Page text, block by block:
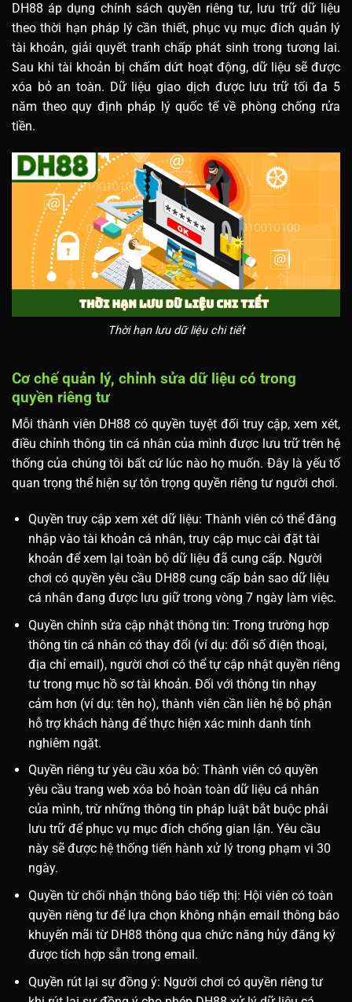
DH88 áp dụng chính sách quyền riêng tư, lưu trữ dữ liệu
theo thời hạn pháp lý cần thiết, phục vụ mục đích quản lý
tài khoản, giải quyết tranh chấp phát sinh trong tương lai.
Sau khi tài khoản bị chấm dứt hoạt động, dữ liệu sẽ được
xóa bỏ an toàn. Dữ liệu giao dịch được lưu trữ tối đa 5
năm theo quy định pháp lý quốc tế về phòng chống rửa
tiền.
Thời hạn lưu dữ liệu chi tiết
Cơ chế quản lý, chỉnh sửa dữ liệu có trong
quyền riêng tư
Mỗi thành viên DH88 có quyền tuyệt đối truy cập, xem xét,
điều chỉnh thông tin cá nhân của mình được lưu trữ trên hệ
thống của chúng tôi bất cứ lúc nào họ muốn. Đây là yếu tố
quan trọng thể hiện sự tôn trọng quyền riêng tư người chơi.
Quyền truy cập xem xét dữ liệu: Thành viên có thể đăng
nhập vào tài khoản cá nhân, truy cập mục cài đặt tài
khoản để xem lại toàn bộ dữ liệu đã cung cấp. Người
chơi có quyền yêu cầu DH88 cung cấp bản sao dữ liệu
cá nhân đang được lưu giữ trong vòng 7 ngày làm việc.
Quyền chỉnh sửa cập nhật thông tin: Trong trường hợp
thông tin cá nhân có thay đổi (ví dụ: đổi số điện thoại,
địa chỉ email), người chơi có thể tự cập nhật quyền riêng
tư trong mục hồ sơ tài khoản. Đối với thông tin nhạy
cảm hơn (ví dụ: tên họ), thành viên cần liên hệ bộ phận
hỗ trợ khách hàng để thực hiện xác minh danh tính
nghiêm ngặt.
Quyền riêng tư yêu cầu xóa bỏ: Thành viên có quyền
yêu cầu trang web xóa bỏ hoàn toàn dữ liệu cá nhân
của mình, trừ những thông tin pháp luật bắt buộc phải
lưu trữ để phục vụ mục đích chống gian lận. Yêu cầu
này sẽ được hệ thống tiến hành xử lý trong phạm vi 30
ngày.
Quyền từ chối nhận thông báo tiếp thị: Hội viên có toàn
quyền riêng tư để lựa chọn không nhận email thông báo
khuyến mãi từ DH88 thông qua chức năng hủy đăng ký
được tích hợp sẵn trong email.
Quyền rút lại sự đồng ý: Người chơi có quyền riêng tư